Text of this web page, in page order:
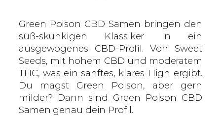
€
n
C
B
D
–
S
w
e
Green Poison CBD Samen bringen den
süß-skunkigen Klassiker in ein
ausgewogenes CBD-Profil. Von Sweet
Seeds, mit hohem CBD und moderatem
THC, was ein sanftes, klares High ergibt.
Du magst Green Poison, aber gern
milder? Dann sind Green Poison CBD
Samen genau dein Profil.